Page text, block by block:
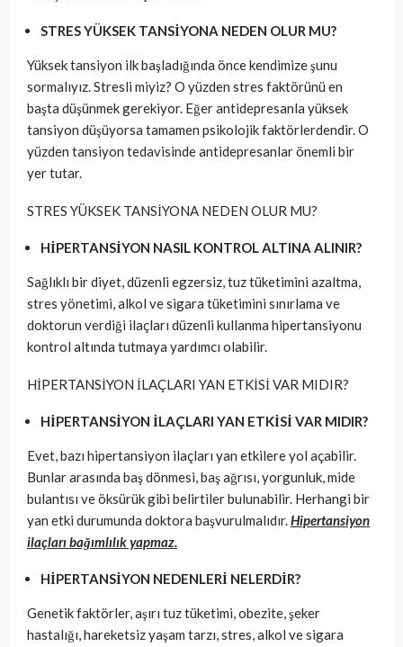
STRES YÜKSEK TANSİYONA NEDEN OLUR MU?
Yüksek tansiyon ilk başladığında önce kendimize şunu
sormalıyız. Stresli miyiz? O yüzden stres faktörünü en
başta düşünmek gerekiyor. Eğer antidepresanla yüksek
tansiyon düşüyorsa tamamen psikolojik faktörlerdendir. O
yüzden tansiyon tedavisinde antidepresanlar önemli bir
yer tutar.
STRES YÜKSEK TANSİYONA NEDEN OLUR MU?
HİPERTANSİYON NASIL KONTROL ALTINA ALINIR?
Sağlıklı bir diyet, düzenli egzersiz, tuz tüketimini azaltma,
stres yönetimi, alkol ve sigara tüketimini sınırlama ve
doktorun verdiği ilaçları düzenli kullanma hipertansiyonu
kontrol altında tutmaya yardımcı olabilir.
HİPERTANSİYON İLAÇLARI YAN ETKİSİ VAR MIDIR?
HİPERTANSİYON İLAÇLARI YAN ETKİSİ VAR MIDIR?
Evet, bazı hipertansiyon ilaçları yan etkilere yol açabilir.
Bunlar arasında baş dönmesi, baş ağrısı, yorgunluk, mide
bulantısı ve öksürük gibi belirtiler bulunabilir. Herhangi bir
yan etki durumunda doktora başvurulmalıdır.Hipertansiyon
ilaçları bağımlılık yapmaz.
HİPERTANSİYON NEDENLERİ NELERDİR?
Genetik faktörler, aşırı tuz tüketimi, obezite, şeker
hastalığı, hareketsiz yaşam tarzı, stres, alkol ve sigara